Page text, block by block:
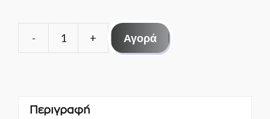
ΠΥΚΝΩΤΗΣ
Αγορά
Περιγραφή